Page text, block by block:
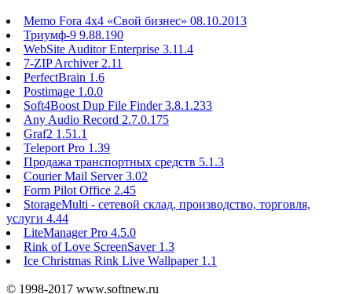
Memo Fora 4x4 «Свой бизнес» 08.10.2013
Триумф-9 9.88.190
WebSite Auditor Enterprise 3.11.4
7-ZIP Archiver 2.11
PerfectBrain 1.6
Postimage 1.0.0
Soft4Boost Dup File Finder 3.8.1.233
Any Audio Record 2.7.0.175
Graf2 1.51.1
Teleport Pro 1.39
Продажа транспортных средств 5.1.3
Courier Mail Server 3.02
Form Pilot Office 2.45
StorageMulti - сетевой склад, производство, торговля,
услуги 4.44
LiteManager Pro 4.5.0
Rink of Love ScreenSaver 1.3
Ice Christmas Rink Live Wallpaper 1.1
© 1998-2017 www.softnew.ru